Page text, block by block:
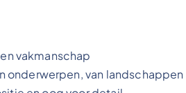
vakmanschap
onderwerpen, van landschappen